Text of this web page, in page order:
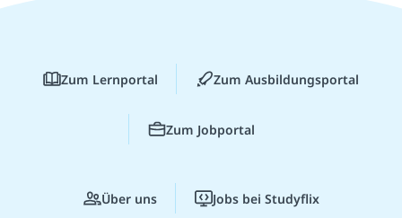
Zum Lernportal Zum Ausbildungsportal
Zum Jobportal
Über uns Jobs bei Studyflix